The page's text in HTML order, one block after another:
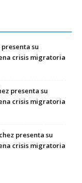
presenta su
crisis migratoria
presenta su
crisis migratoria
presenta su
crisis migratoria